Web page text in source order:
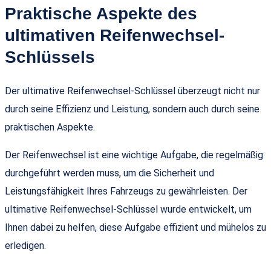
Praktische Aspekte des
ultimativen Reifenwechsel-
Schlüssels
Der ultimative Reifenwechsel-Schlüssel überzeugt nicht nur
durch seine Effizienz und Leistung, sondern auch durch seine
praktischen Aspekte.
Der Reifenwechsel ist eine wichtige Aufgabe, die regelmäßig
durchgeführt werden muss, um die Sicherheit und
Leistungsfähigkeit Ihres Fahrzeugs zu gewährleisten. Der
ultimative Reifenwechsel-Schlüssel wurde entwickelt, um
Ihnen dabei zu helfen, diese Aufgabe effizient und mühelos zu
erledigen.